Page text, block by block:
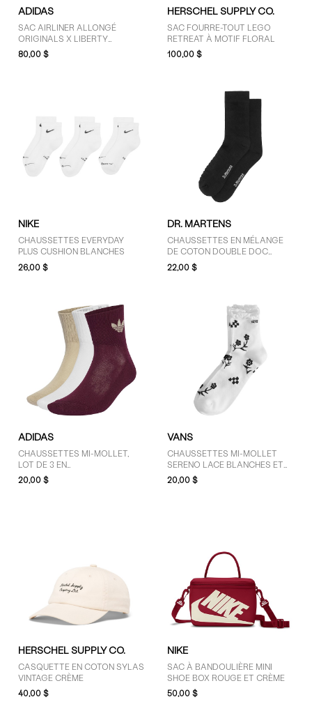
ADIDAS
SAC AIRLINER ALLONGÉ
ORIGINALS X LIBERTY
LONDON EN NOIR
80,00 $
HERSCHEL SUPPLY CO.
SAC FOURRE-TOUT LEGO
RETREAT À MOTIF FLORAL
100,00 $
NIKE
CHAUSSETTES EVERYDAY
PLUS CUSHION BLANCHES
26,00 $
DR. MARTENS
CHAUSSETTES EN MÉLANGE
DE COTON DOUBLE DOC
NOIRES
22,00 $
ADIDAS
CHAUSSETTES MI-MOLLET,
LOT DE 3 EN
BLANC/KAKI/MARRON
20,00 $
VANS
CHAUSSETTES MI-MOLLET
SERENO LACE BLANCHES ET
NOIRES
20,00 $
HERSCHEL SUPPLY CO.
CASQUETTE EN COTON SYLAS
VINTAGE CRÈME
40,00 $
NIKE
SAC À BANDOULIÈRE MINI
SHOE BOX ROUGE ET CRÈME
50,00 $